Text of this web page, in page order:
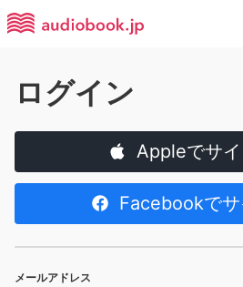
ログイン
Appleでサ
Facebookで
メールアドレス